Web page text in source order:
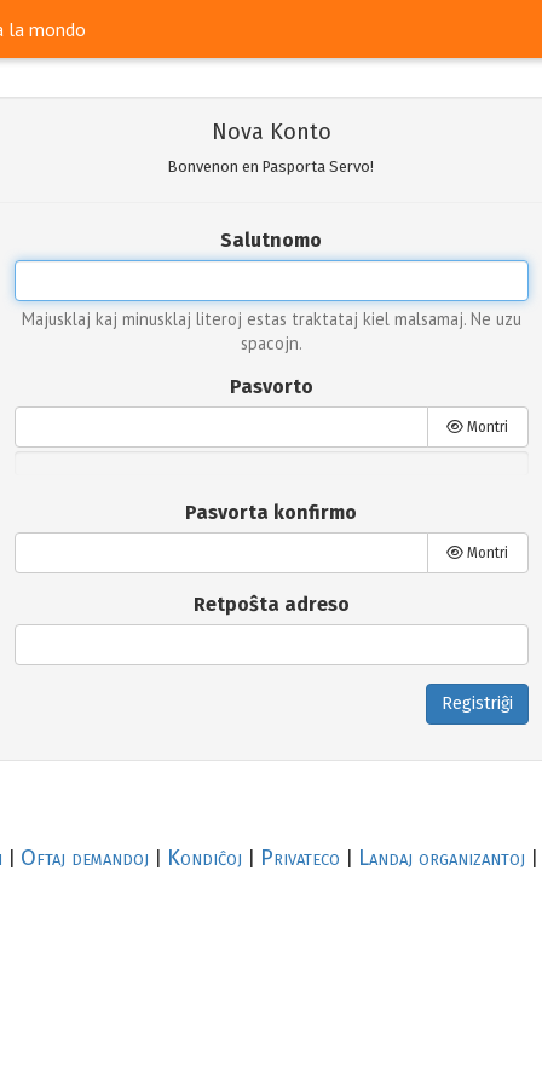
la mondo
Nova Konto
Bonvenon en Pasporta Servo!
Salutnomo
Majusklaj kaj minusklaj literoj estas traktataj kiel malsamaj. Ne uzu
spacojn.
Pasvorto
Montri
Pasvorta konfirmo
Montri
Retpoŝta adreso
Registriĝi
Oftaj demandoj Kondiĉoj Privateco Landaj organizantoj